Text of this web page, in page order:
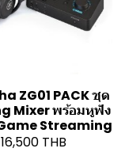
ZG01 PACK ชุด
Mixer พร้อมหูฟัง
Streaming
16,500 THB